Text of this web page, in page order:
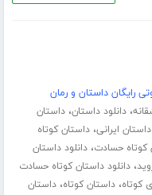
رایگان داستان و رمان
،دانلود داستان،داستان
ایرانی،داستان کوتاه
کوتاه حسادت،دانلود داستان
،دانلود داستان کوتاه حسادت
کوتاه،داستان کوتاه،داستان